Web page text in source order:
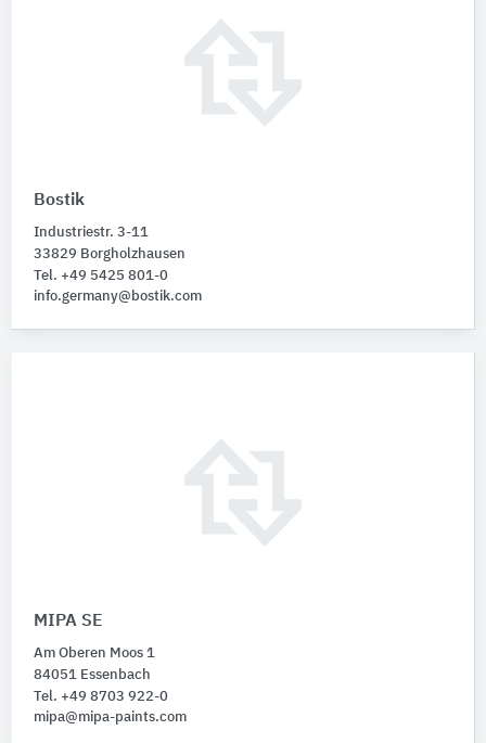
Bostik
Industriestr. 3-11
33829 Borgholzhausen
Tel. +49 5425 801-0
info.germany@bostik.com
MIPA SE
Am Oberen Moos 1
84051 Essenbach
Tel. +49 8703 922-0
mipa@mipa-paints.com